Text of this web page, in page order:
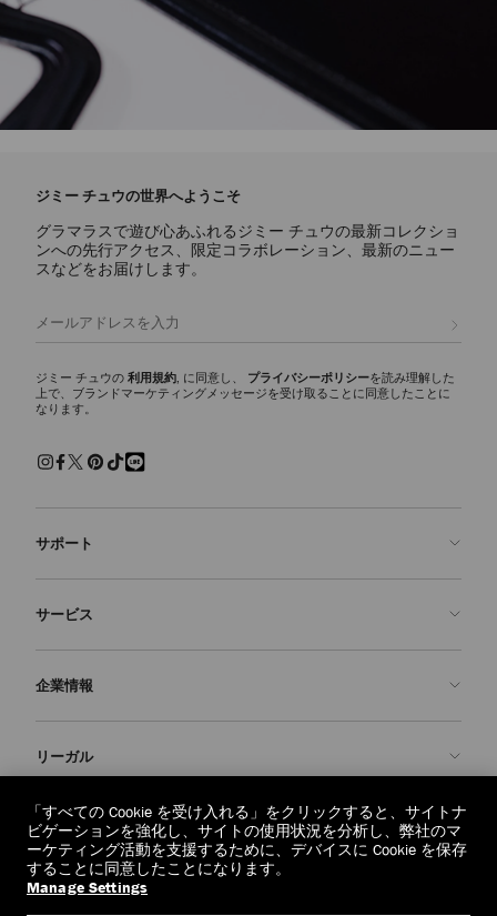
ジミー チュウの世界へようこそ
グラマラスで遊び心あふれるジミー チュウの最新コレクショ
ンへの先行アクセス、限定コラボレーション、最新のニュー
スなどをお届けします。
ジミー チュウの 利用規約 , に同意し、 プライバシーポリシーを読み理解した
上で、ブランドマーケティングメッセージを受け取ることに同意したことに
なります。
サポート
よくあるご質問
返品を申請
配送
交換・返品
サービス
Made-to-Order
保証
企業情報
ブランドの歴史
JC World
社会への貢献
私たちの責任
クラフツマンシップ
リーガル
プライバシーポリシー
利用規約
忘れられる権利
個人情報開示請求フォーム
regionselector.country. (€)
「すべての Cookie を受け入れる」をクリックすると、サイトナ
ビゲーションを強化し、サイトの使用状況を分析し、弊社のマ
ーケティング活動を支援するために、デバイスに Cookie を保存
することに同意したことになります。
Manage Settings